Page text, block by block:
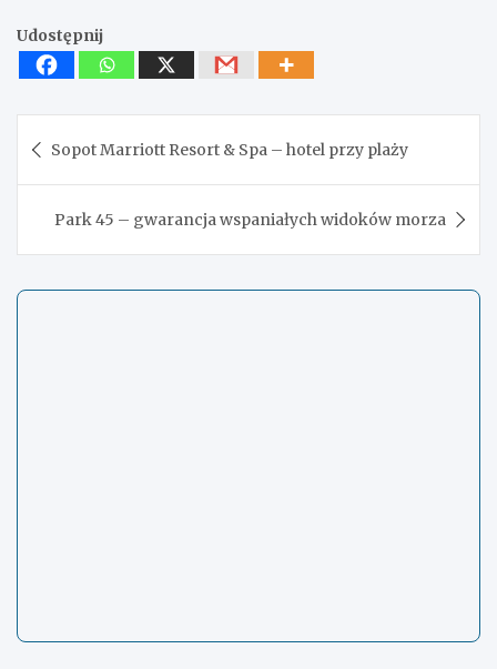
Udostępnij
wpisu
Sopot Marriott Resort & Spa – hotel przy plaży
Park 45 – gwarancja wspaniałych widoków morza